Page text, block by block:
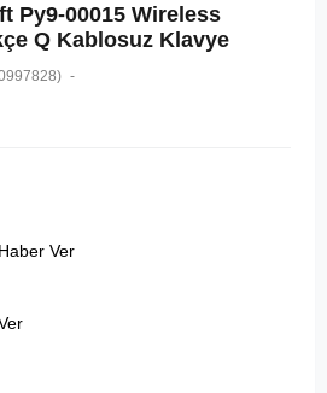
Py9-00015 Wireless
Q Kablosuz Klavye
Ver